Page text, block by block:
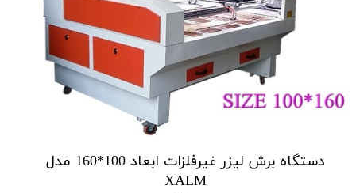
دستگاه برش لیزر غیرفلزات ابعاد 100*160 مدل
XALM